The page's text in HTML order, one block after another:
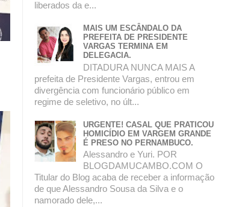
liberados da e...
MAIS UM ESCÂNDALO DA
PREFEITA DE PRESIDENTE
VARGAS TERMINA EM
DELEGACIA.
DITADURA NUNCA MAIS A
prefeita de Presidente Vargas, entrou em
divergência com funcionário público em
regime de seletivo, no últ...
URGENTE! CASAL QUE PRATICOU
HOMICÍDIO EM VARGEM GRANDE
É PRESO NO PERNAMBUCO.
Alessandro e Yuri. POR
BLOGDAMUCAMBO.COM O
Titular do Blog acaba de receber a informação
de que Alessandro Sousa da Silva e o
namorado dele,...